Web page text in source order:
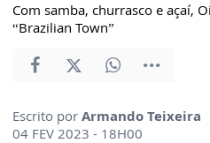
Com samba, churrasco e açaí,
“Brazilian Town”
Escrito por Armando Teixeira
04 FEV 2023 - 18H00